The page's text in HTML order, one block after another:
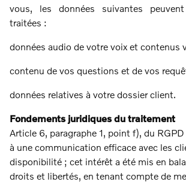
vous, les données suivantes
traitées :
données audio de votre voix et contenus
contenu de vos questions et de vos
données relatives à votre dossier client.
Fondements juridiques du traitement
Article 6, paragraphe 1, point f), du
à une communication efficace avec les
disponibilité ; cet intérêt a été mis en
droits et libertés, en tenant compte de